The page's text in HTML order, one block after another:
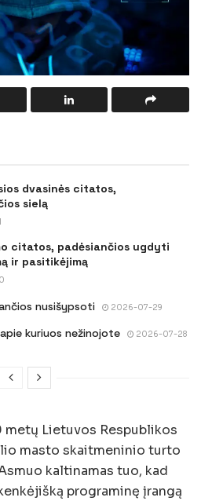
dvasinės citatos,
sielą
citatos, padėsiančios ugdyti
ir pasitikėjimą
nusišypsoti 2026-07-29
kuriuos nežinojote 2026-07-28
metų Lietuvos Respublikos
masto skaitmeninio turto
kaltinamas tuo, kad
programinę įrangą